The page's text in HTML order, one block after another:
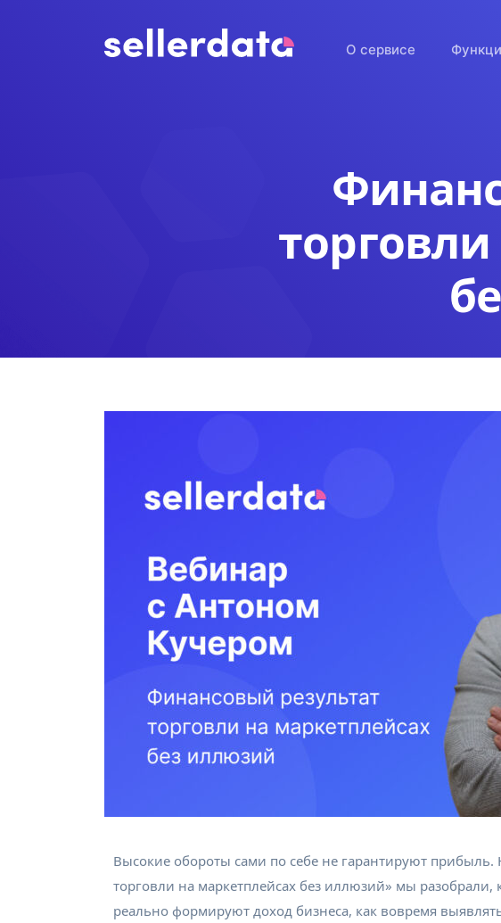
О сервисе
Высокие обороты сами по себе не гарантируют
торговли на маркетплейсах без иллюзий» мы разобрали,
реально формируют доход бизнеса, как вовремя